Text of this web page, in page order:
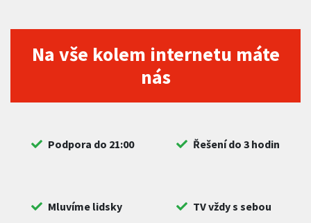
Na vše kolem internetu máte
nás
Podpora do 21:00 Řešení do 3 hodin
Mluvíme lidsky TV vždy s sebou